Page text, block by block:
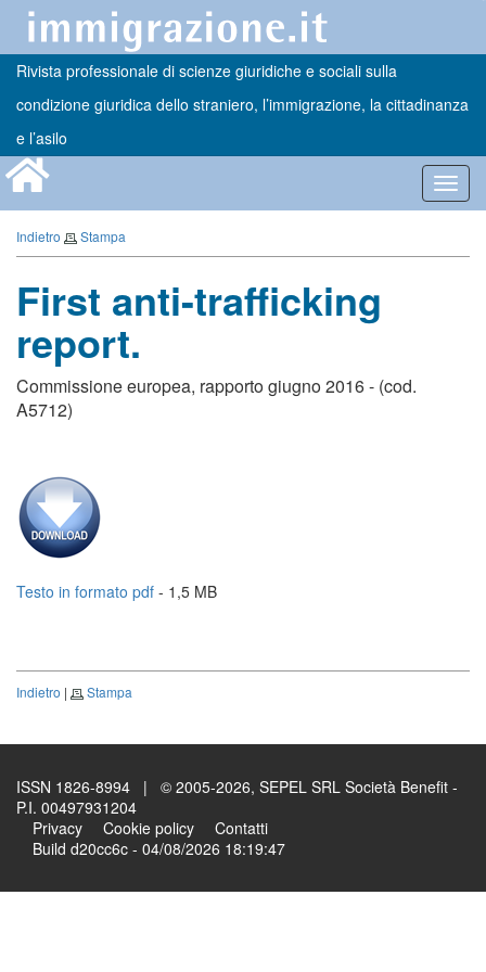
Rivista professionale di scienze giuridiche e sociali sulla
condizione giuridica dello straniero, l’immigrazione, la cittadinanza
e l’asilo
Indietro Stampa
First anti-trafficking
report.
Commissione europea, rapporto giugno 2016 - (cod.
A5712)
Testo in formato pdf - 1,5 MB
Indietro | Stampa
ISSN 1826-8994 | © 2005-2026, SEPEL SRL Società Benefit -
P.I. 00497931204
Privacy
Cookie policy
Contatti
Build d20cc6c - 04/08/2026 18:19:47